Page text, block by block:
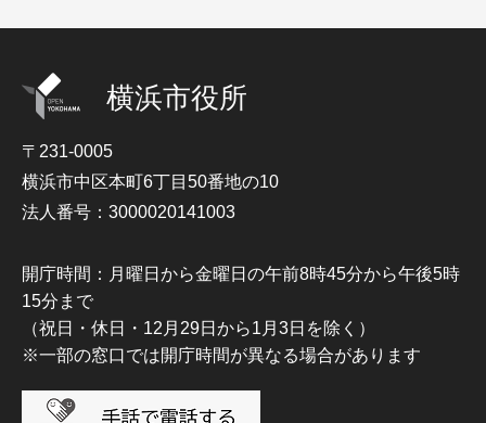
横浜市役所
〒231-0005
横浜市中区本町6丁目50番地の10
法人番号：3000020141003
開庁時間：月曜日から金曜日の午前8時45分から午後5時
15分まで
（祝日・休日・12月29日から1月3日を除く）
※一部の窓口では開庁時間が異なる場合があります